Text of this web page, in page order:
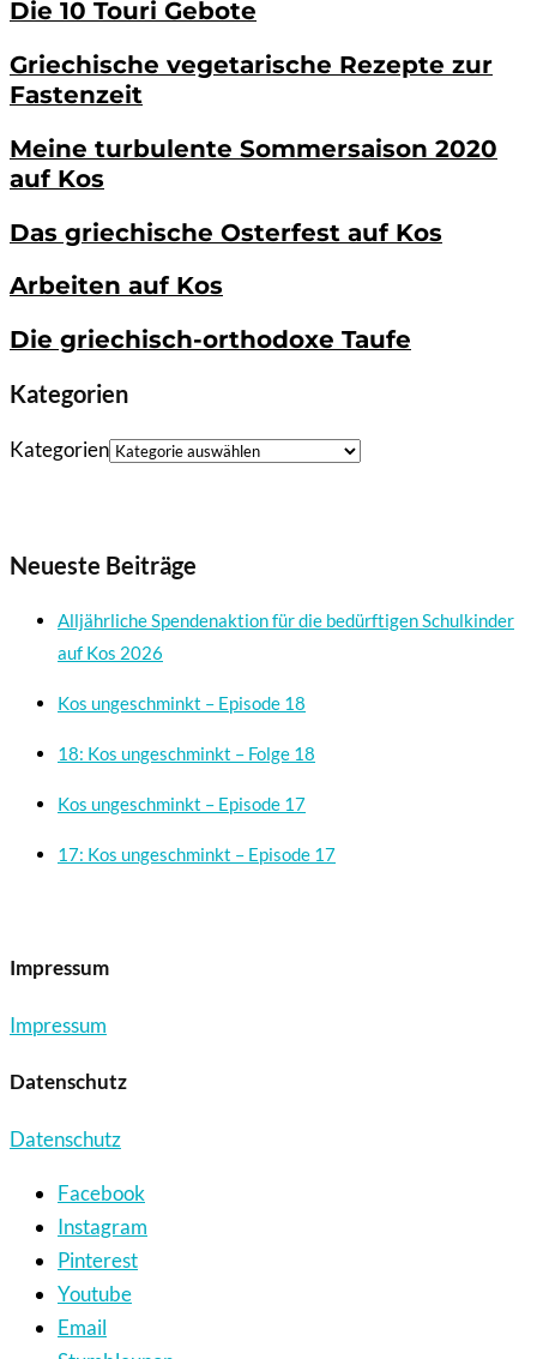
Die 10 Touri Gebote
Griechische vegetarische Rezepte zur
Fastenzeit
Meine turbulente Sommersaison 2020
auf Kos
Das griechische Osterfest auf Kos
Arbeiten auf Kos
Die griechisch-orthodoxe Taufe
Kategorien
Kategorien
Neueste Beiträge
Alljährliche Spendenaktion für die bedürftigen Schulkinder
auf Kos 2026
Kos ungeschminkt – Episode 18
18: Kos ungeschminkt – Folge 18
Kos ungeschminkt – Episode 17
17: Kos ungeschminkt – Episode 17
Impressum
Impressum
Datenschutz
Datenschutz
Facebook
Instagram
Pinterest
Youtube
Email